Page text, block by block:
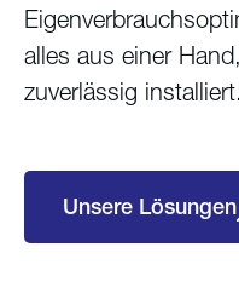
alles aus einer
zuverlässig installiert.
Unsere Lösungen